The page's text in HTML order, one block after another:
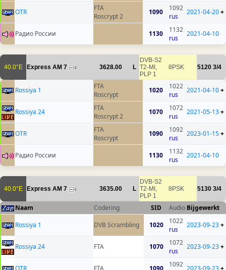
OTR
FTA
Roscrypt 2
1090
1092
rus
2021-04-20+
Радио России 1130
1132
rus
2021-04-10
40.0°E Express AM 7 4 3628.00 L
DVB-S2
T2-MI,
PLP 1
8PSK 5120 3/4
Rossiya 1
FTA
Roscrypt
1020
1022
rus
2021-04-10+
Rossiya 24
FTA
Roscrypt 2
1070
1072
rus
2021-05-13+
OTR
FTA
Roscrypt
1090
1092
rus
2023-01-15+
Радио России 1130
1132
rus
2021-04-10
40.0°E Express AM 7 4 3635.00 L
DVB-S2
T2-MI,
PLP 1
8PSK 5130 3/4
Naam Codering SID Audio Bijgewerkt
Rossiya 1
DVB Scrambling 1020
1022
rus
2023-09-23+
Rossiya 24 FTA 1070
1072
rus
2023-09-23+
1092